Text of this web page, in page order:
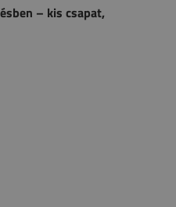
– kis csapat,